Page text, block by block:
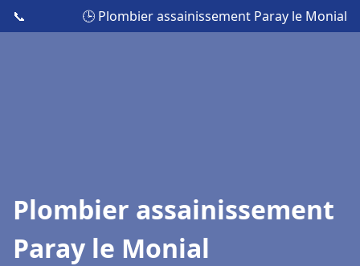
📞 🕒 Plombier assainissement Paray le Monial
Plombier assainissement
Paray le Monial